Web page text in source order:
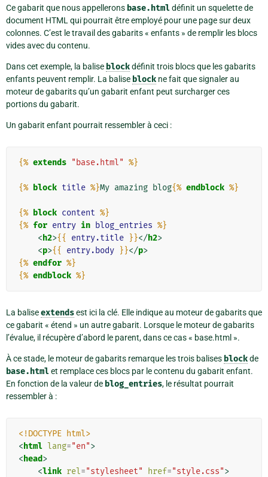
Ce gabarit que nous appellerons base.htmldéfinit un squelette de
document HTML qui pourrait être employé pour une page sur deux
colonnes. C’est le travail des gabarits « enfants » de remplir les blocs
vides avec du contenu.
Dans cet exemple, la balise blockdéfinit trois blocs que les gabarits
enfants peuvent remplir. La balise block ne fait que signaler au
moteur de gabarits qu’un gabarit enfant peut surcharger ces
portions du gabarit.
Un gabarit enfant pourrait ressembler à ceci :
{% extends "base.html" %}
{% block title %}My amazing blog{% endblock %}
{% block content %}
{% for entry in blog_entries %}
<h2>{{ entry.title }}</h2>
<p>{{ entry.body }}</p>
{% endfor %}
{% endblock %}
La baliseextendsest ici la clé. Elle indique au moteur de gabarits que
ce gabarit « étend » un autre gabarit. Lorsque le moteur de gabarits
l’évalue, il récupère d’abord le parent, dans ce cas « base.html ».
À ce stade, le moteur de gabarits remarque les trois balises blockde
base.htmlet remplace ces blocs par le contenu du gabarit enfant.
En fonction de la valeur de blog_entries, le résultat pourrait
ressembler à :
<!DOCTYPE html>
<html lang="en">
<head>
<link rel="stylesheet" href="style.css">